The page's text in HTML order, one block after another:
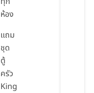
ห้อง
แถม
ชุด
ตู้
ครัว
King